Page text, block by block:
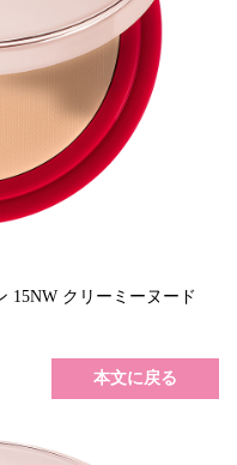
15NW クリーミーヌード
本文に戻る